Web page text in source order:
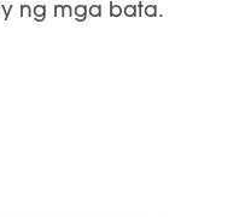
ng mga bata.